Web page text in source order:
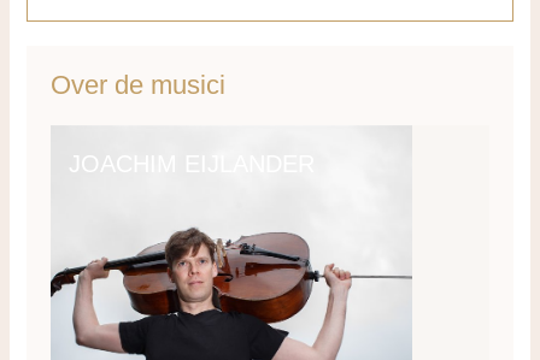
Over de musici
JOACHIM EIJLANDER